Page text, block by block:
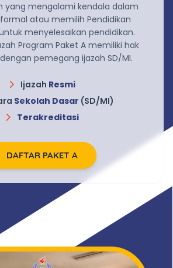
yang mengalami kendala dalam
atau memilih Pendidikan
menyelesaikan pendidikan.
Program Paket A memiliki hak
pemegang ijazah SD/MI.
Ijazah Resmi
Sekolah Dasar (SD/MI)
Terakreditasi
DAFTAR PAKET A